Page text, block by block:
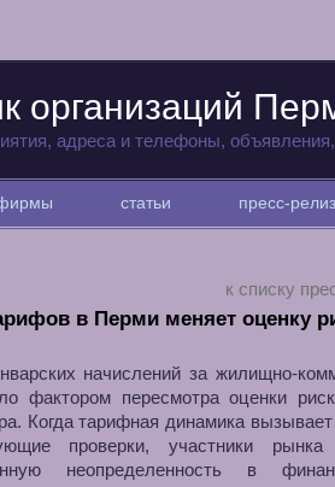
организаций
адреса и телефоны,
статьи пресс-
к списку
в Перми меняет оценку
начислений за жилищно-
фактором пересмотра оценки
Когда тарифная динамика
проверки, участники рынка
неопределенность в